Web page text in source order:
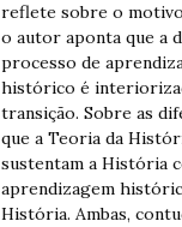
reflete sobre o
o autor aponta que a
processo de
histórico é
transição. Sobre as
que a Teoria da
sustentam a História
aprendizagem
História. Ambas,